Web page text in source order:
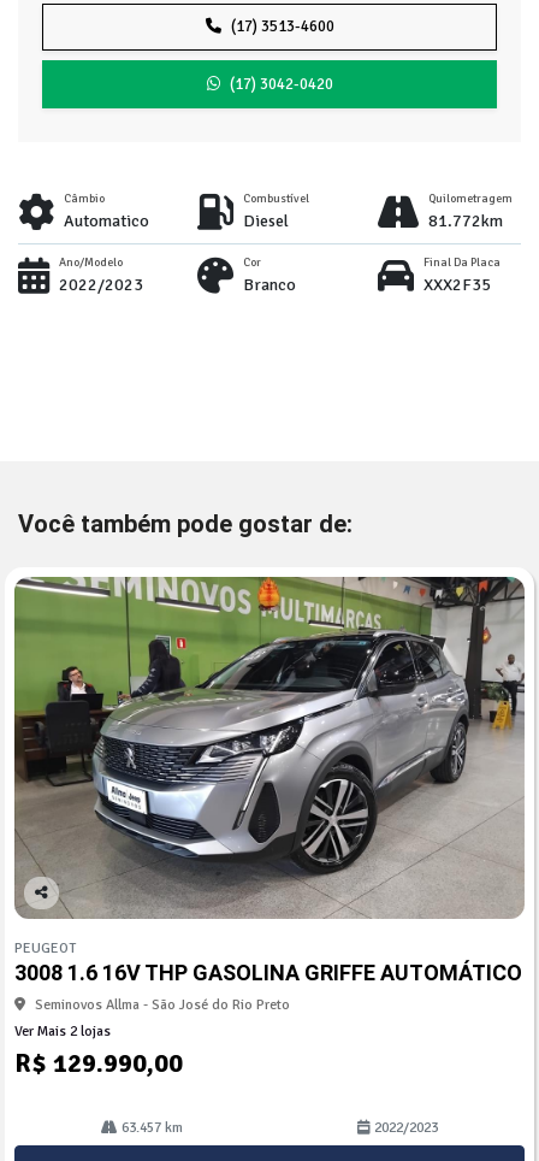
(17) 3513-4600
(17) 3042-0420
Câmbio
Automatico
Combustível
Diesel
Quilometragem
81.772km
Ano/Modelo
2022/2023
Cor
Branco
Final Da Placa
XXX2F35
Você também pode gostar de:
Co
arti
lhe
PEUGEOT
3008 1.6 16V THP GASOLINA GRIFFE AUTOMÁTICO
Seminovos Allma - São José do Rio Preto
Ver Mais 2 lojas
R$ 129.990,00
63.457 km 2022/2023